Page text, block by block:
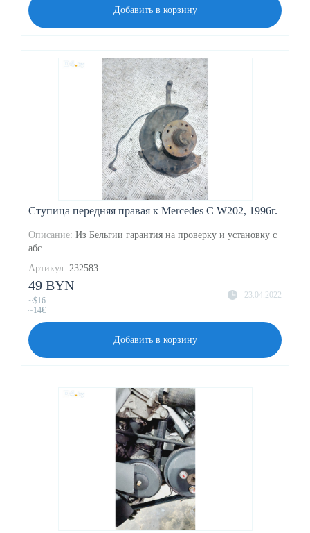
Добавить в корзину
Ступица передняя правая к Mercedes C W202, 1996г.
Описание: Из Бельгии гарантия на проверку и установку с
абс ..
Артикул: 232583
23.04.2022
49 BYN
~$16
~14€
Добавить в корзину